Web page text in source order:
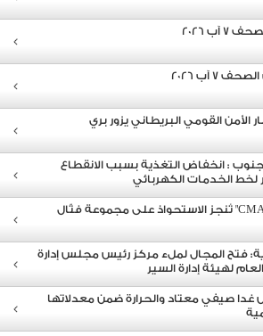
7 آب 2026
7 آب 2026
الأمن القومي البريطاني يزور بري
: انخفاض التغذية بسبب الانقطاع
لخط الخدمات الكهربائي
فتح المجال لملء مركز رئيس مجلس إدارة
لهيئة إدارة السير
صيفي معتاد والحرارة ضمن معدلاتها